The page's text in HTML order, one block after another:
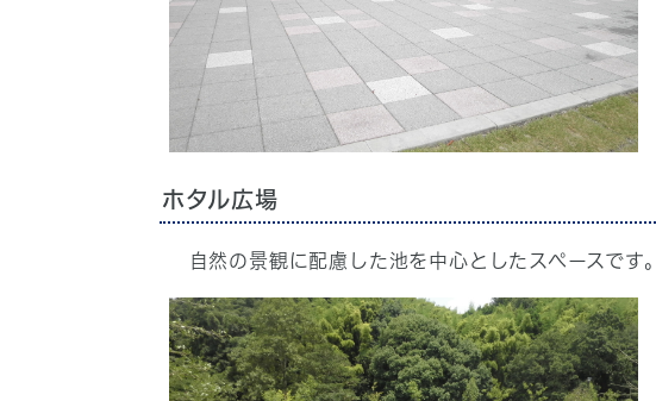
ホタル広場
自然の景観に配慮した池を中心としたスペースです。